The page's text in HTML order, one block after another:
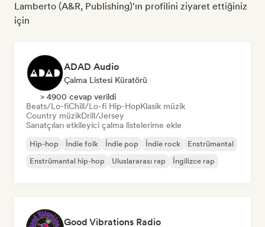
Lamberto (A&R, Publishing)'ın profilini ziyaret ettiğiniz
için
ADAD Audio
Çalma Listesi Küratörü
> 4900 cevap verildi
Beats/Lo-fiChill/Lo-fi Hip-HopKlasik müzik
Country müzikDrill/Jersey
Sanatçıları etkileyici çalma listelerime ekle
Hip-hop İndie folk İndie pop İndie rock
Enstrümantal
Enstrümantal hip-hop
Uluslararası rap İngilizce rap
Good Vibrations Radio